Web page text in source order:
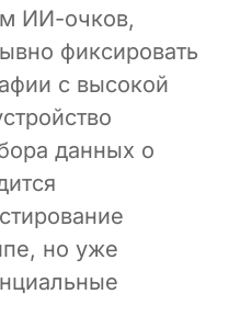
ИИ-очков,
фиксировать
с высокой
данных о
но уже